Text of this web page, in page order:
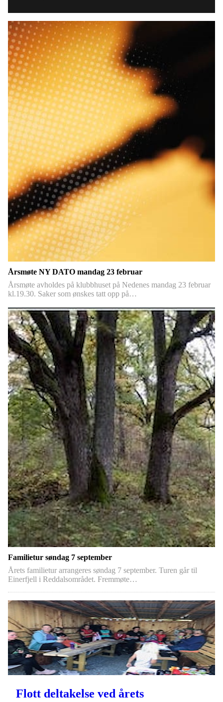
Årsmøte NY DATO mandag 23 februar
Årsmøte avholdes på klubbhuset på Nedenes mandag 23 februar
kl.19.30. Saker som ønskes tatt opp på…
Familietur søndag 7 september
Årets familietur arrangeres søndag 7 september. Turen går til
Einerfjell i Reddalsområdet. Fremmøte…
Flott deltakelse ved årets